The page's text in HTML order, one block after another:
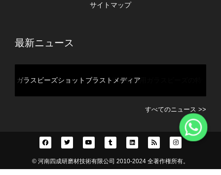
サイトマップ
最新ニュース
ブラストメディア
道路標示用ガラスビーズの特性
すべてのニュース >>
© 河南四成研磨材技術有限公司 2010-2024 全著作権所有。